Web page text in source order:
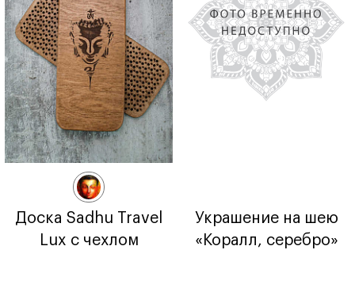
Доска Sadhu Travel
Lux с чехлом
Украшение на шею
«Коралл, серебро»